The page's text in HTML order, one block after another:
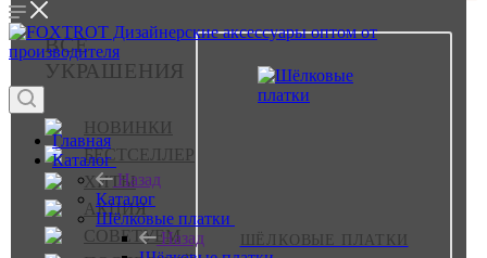
ВСЕ
УКРАШЕНИЯ
НОВИНКИ
БЕСТСЕЛЛЕР
ХИТЫ
АКЦИЯ
СОВЕТУЕМ
ШЁЛКОВЫЕ ПЛАТКИ
Главная
Каталог
Назад
Каталог
Шёлковые платки
Назад